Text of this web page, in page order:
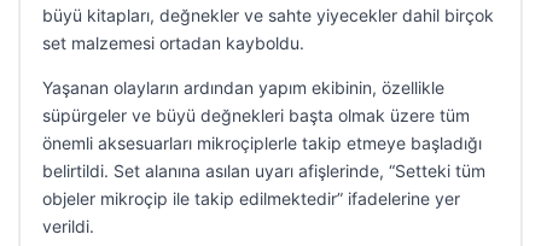
büyü kitapları, değnekler ve sahte yiyecekler dahil birçok
set malzemesi ortadan kayboldu.
Yaşanan olayların ardından yapım ekibinin, özellikle
süpürgeler ve büyü değnekleri başta olmak üzere tüm
önemli aksesuarları mikroçiplerle takip etmeye başladığı
belirtildi. Set alanına asılan uyarı afişlerinde, “Setteki tüm
objeler mikroçip ile takip edilmektedir” ifadelerine yer
verildi.